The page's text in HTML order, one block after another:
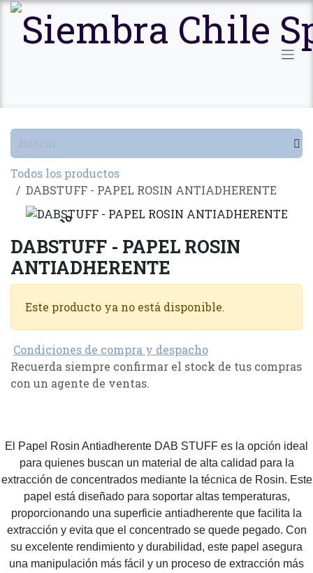
Ir al contenido
Todos los productos
DABSTUFF - PAPEL ROSIN ANTIADHERENTE
Agotado
DABSTUFF - PAPEL ROSIN
ANTIADHERENTE
Este producto ya no está disponible.
Condiciones de compra y despacho
Recuerda siempre confirmar el stock de tus compras
con un agente de ventas.
El Papel Rosin Antiadherente DAB STUFF es la opción ideal
para quienes buscan un material de alta calidad para la
extracción de concentrados mediante la técnica de Rosin. Este
papel está diseñado para soportar altas temperaturas,
proporcionando una superficie antiadherente que facilita la
extracción y evita que el concentrado se quede pegado. Con
su excelente rendimiento y durabilidad, este papel asegura
una manipulación más fácil y un proceso de extracción más